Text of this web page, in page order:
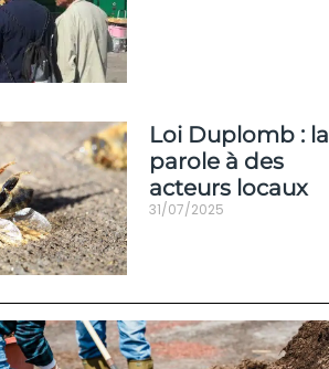
Loi Duplomb : la
parole à des
acteurs locaux
31/07/2025